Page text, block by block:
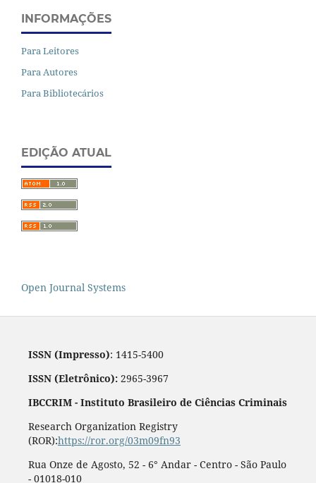
INFORMAÇÕES
Para Leitores
Para Autores
Para Bibliotecários
EDIÇÃO ATUAL
Open Journal Systems
ISSN (Impresso): 1415-5400
ISSN (Eletrônico): 2965-3967
IBCCRIM - Instituto Brasileiro de Ciências Criminais
Research Organization Registry
(ROR):https://ror.org/03m09fn93
Rua Onze de Agosto, 52 - 6° Andar - Centro - São Paulo
- 01018-010